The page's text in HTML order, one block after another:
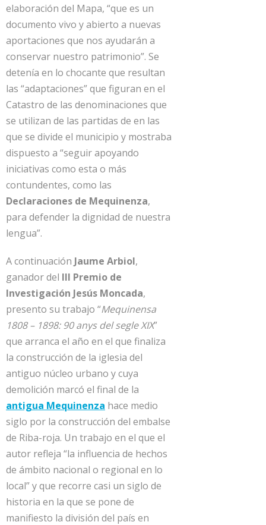
elaboración del Mapa, “que es un
documento vivo y abierto a nuevas
aportaciones que nos ayudarán a
conservar nuestro patrimonio”. Se
detenía en lo chocante que resultan
las “adaptaciones” que figuran en el
Catastro de las denominaciones que
se utilizan de las partidas de en las
que se divide el municipio y mostraba
dispuesto a “seguir apoyando
iniciativas como esta o más
contundentes, como las
Declaraciones de Mequinenza,
para defender la dignidad de nuestra
lengua”.
A continuación Jaume Arbiol,
ganador del III Premio de
Investigación Jesús Moncada,
presento su trabajo “Mequinensa
1808 – 1898: 90 anys del segle XIX”
que arranca el año en el que finaliza
la construcción de la iglesia del
antiguo núcleo urbano y cuya
demolición marcó el final de la
antigua Mequinenza hace medio
siglo por la construcción del embalse
de Riba-roja. Un trabajo en el que el
autor refleja “la influencia de hechos
de ámbito nacional o regional en lo
local” y que recorre casi un siglo de
historia en la que se pone de
manifiesto la división del país en